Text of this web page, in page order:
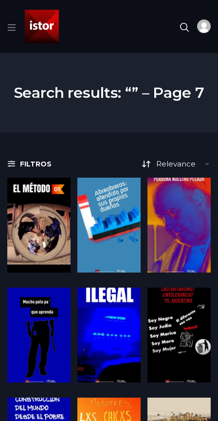
Search results: “” – Page 7
FILTROS